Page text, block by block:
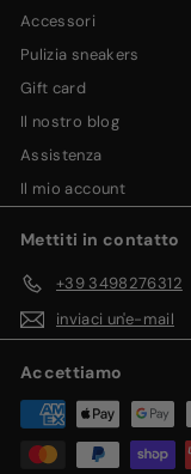
accessori
pulizia sneakers
gift card
il nostro blog
assistenza
il mio account
Mettiti in contatto
+39 3498276312
inviaci un'e-mail
Accettiamo